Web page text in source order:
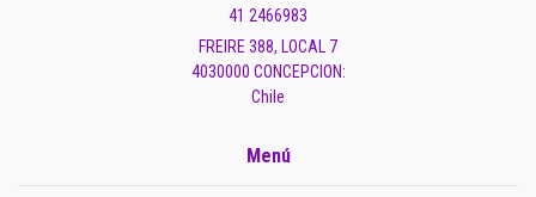
41 2466983
FREIRE 388, LOCAL 7
4030000 CONCEPCION:
Chile
Menú